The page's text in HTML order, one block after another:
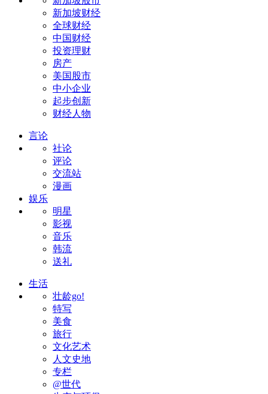
新加坡财经
全球财经
中国财经
投资理财
房产
美国股市
中小企业
起步创新
财经人物
言论
社论
评论
交流站
漫画
娱乐
明星
影视
音乐
韩流
送礼
生活
壮龄go!
特写
美食
旅行
文化艺术
人文史地
专栏
@世代